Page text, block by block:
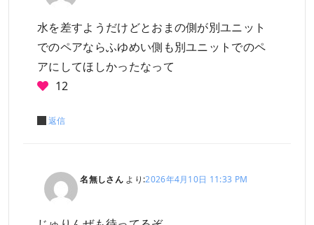
水を差すようだけどとおまの側が別ユニット
でのペアならふゆめい側も別ユニットでのペ
アにしてほしかったなって
12
返信
名無しさん より:2026年4月10日 11:33 PM